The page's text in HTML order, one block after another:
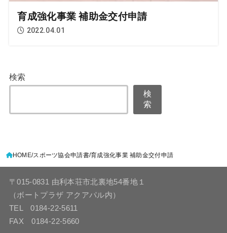
育成強化事業 補助金交付申請
2022.04.01
検索
検
索
HOME スポーツ協会申請書 育成強化事業 補助金交付申請
〒015-0831 由利本荘市北裏地54番地１
（ボートプラザ アクアパル内）
TEL 0184-22-5611
FAX 0184-22-5660